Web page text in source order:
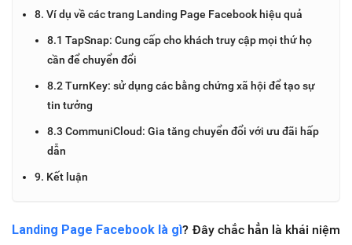
8. Ví dụ về các trang Landing Page Facebook hiệu quả
8.1 TapSnap: Cung cấp cho khách truy cập mọi thứ họ
cần để chuyển đổi
8.2 TurnKey: sử dụng các bằng chứng xã hội để tạo sự
tin tưởng
8.3 CommuniCloud: Gia tăng chuyển đổi với ưu đãi hấp
dẫn
9. Kết luận
Landing Page Facebook là gì? Đây chắc hẳn là khái niệm